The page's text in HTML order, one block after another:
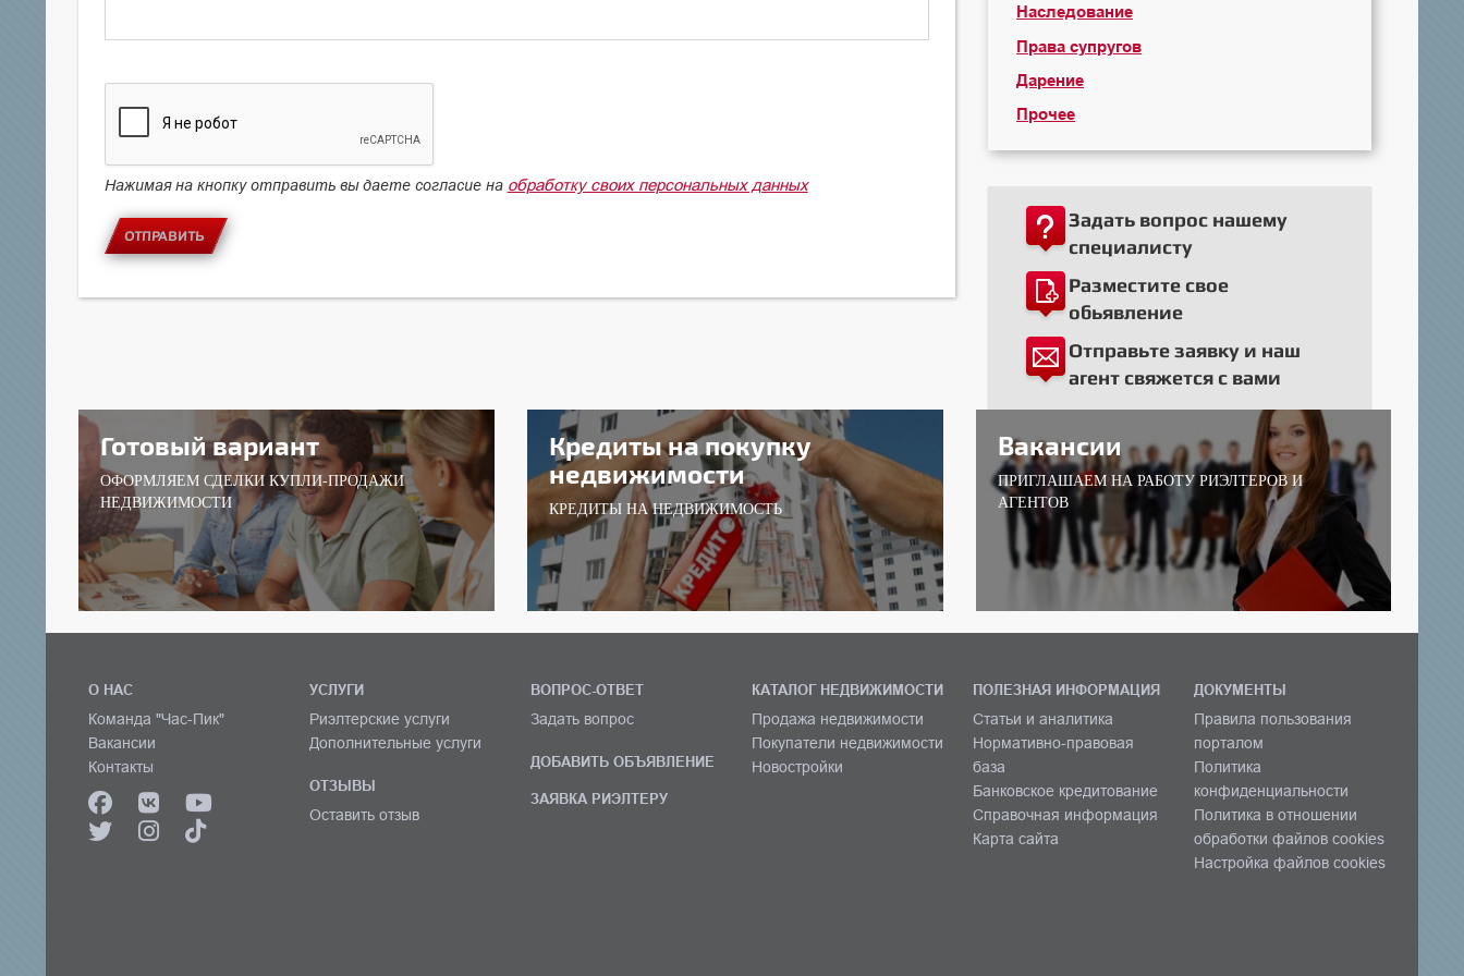
Нажимая на кнопку отправить вы даете согласие на обработку своих персональных данных
ОТПРАВИТЬ
Наследование
Права супругов
Дарение
Прочее
Задать вопрос нашему
специалисту
Разместите свое
обьявление
Отправьте заявку и наш
агент свяжется с вами
Готовый вариант
ОФОРМЛЯЕМ СДЕЛКИ КУПЛИ-ПРОДАЖИ
НЕДВИЖИМОСТИ
Кредиты на покупку
недвижимости
КРЕДИТЫ НА НЕДВИЖИМОСТЬ
Вакансии
ПРИГЛАШАЕМ НА РАБОТУ РИЭЛТЕРОВ И
АГЕНТОВ
О НАС
Команда "Час-Пик"
Вакансии
Контакты
УСЛУГИ
Риэлтерские услуги
Дополнительные услуги
ОТЗЫВЫ
Оставить отзыв
ВОПРОС-ОТВЕТ
Задать вопрос
ДОБАВИТЬ ОБЪЯВЛЕНИЕ
ЗАЯВКА РИЭЛТЕРУ
КАТАЛОГ НЕДВИЖИМОСТИ
Продажа недвижимости
Покупатели недвижимости
Новостройки
ПОЛЕЗНАЯ ИНФОРМАЦИЯ
Статьи и аналитика
Нормативно-правовая
база
Банковское кредитование
Справочная информация
Карта сайта
ДОКУМЕНТЫ
Правила пользования
порталом
Политика
конфиденциальности
Политика в отношении
обработки файлов cookies
Настройка файлов cookies